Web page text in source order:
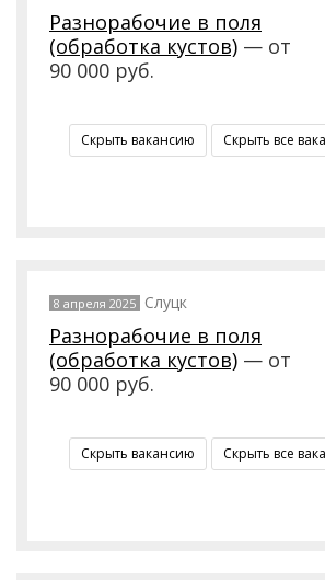
Разнорабочие в поля
(обработка кустов) — от
90 000 руб.
Скрыть вакансию Скрыть все
8 апреля 2025 Слуцк
Разнорабочие в поля
(обработка кустов) — от
90 000 руб.
Скрыть вакансию Скрыть все